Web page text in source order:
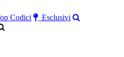
Codici Esclusivi